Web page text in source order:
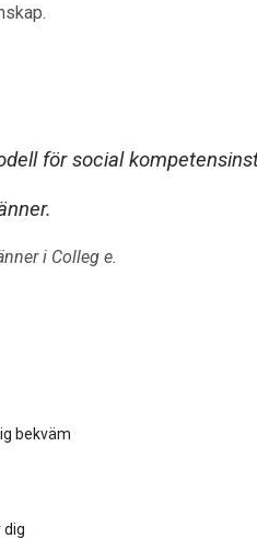
för social
i Colleg e.
bekväm
dig